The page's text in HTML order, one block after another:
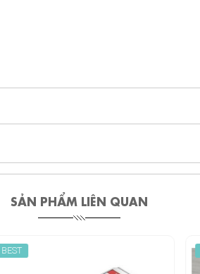
SẢN PHẨM LIÊN QUAN
BEST